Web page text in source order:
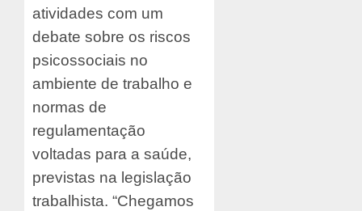
atividades com um
debate sobre os riscos
psicossociais no
ambiente de trabalho e
normas de
regulamentação
voltadas para a saúde,
previstas na legislação
trabalhista. “Chegamos